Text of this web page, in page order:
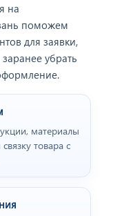
на
поможем
для заявки,
убрать
материалы
товара с